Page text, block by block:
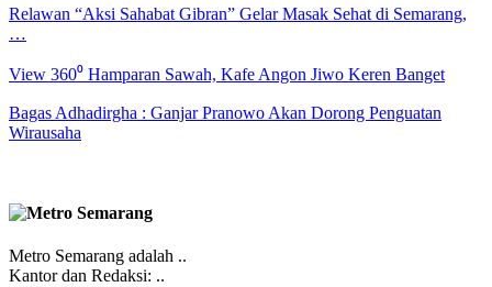
Relawan “Aksi Sahabat Gibran” Gelar Masak Sehat di Semarang,
…
View 360⁰ Hamparan Sawah, Kafe Angon Jiwo Keren Banget
Bagas Adhadirgha : Ganjar Pranowo Akan Dorong Penguatan
Wirausaha
Metro Semarang adalah ..
Kantor dan Redaksi: ..